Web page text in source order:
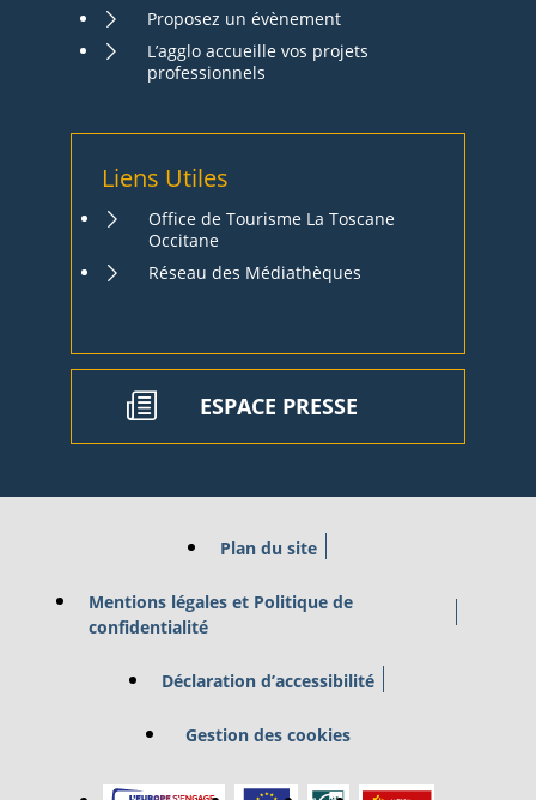
Proposez un évènement
L’agglo accueille vos projets
professionnels
Liens Utiles
Office de Tourisme La Toscane
Occitane
Réseau des Médiathèques
ESPACE PRESSE
Plan du site
Mentions légales et Politique de
confidentialité
Déclaration d’accessibilité
Gestion des cookies